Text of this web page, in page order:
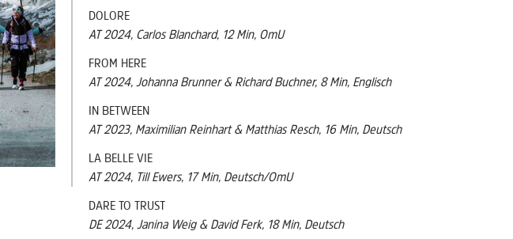
DOLORE
AT 2024, Carlos Blanchard, 12 Min, OmU
FROM HERE
AT 2024, Johanna Brunner & Richard Buchner, 8 Min, Englisch
IN BETWEEN
AT 2023, Maximilian Reinhart & Matthias Resch, 16 Min, Deutsch
LA BELLE VIE
AT 2024, Till Ewers, 17 Min, Deutsch/OmU
DARE TO TRUST
DE 2024, Janina Weig & David Ferk, 18 Min, Deutsch